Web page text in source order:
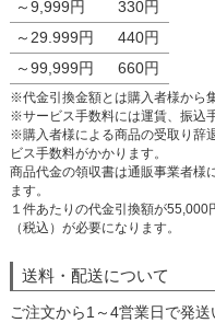
～9,999円
330円
～29.999円
440円
～99,999円
660円
※代金引換金額とは購入者様から
※サービス手数料には運賃、振込
※購入者様による商品の受取り辞
ビス手数料がかかります。
商品代金の領収書は通販事業者様
ます。
１件あたりの代金引換額が
（税込）が必要になります。
送料・配送について
ご注文から1～4営業日で発送